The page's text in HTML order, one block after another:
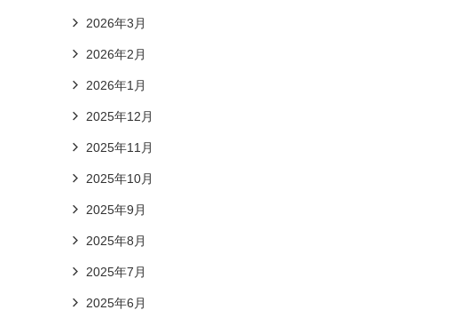
2026年3月
2026年2月
2026年1月
2025年12月
2025年11月
2025年10月
2025年9月
2025年8月
2025年7月
2025年6月